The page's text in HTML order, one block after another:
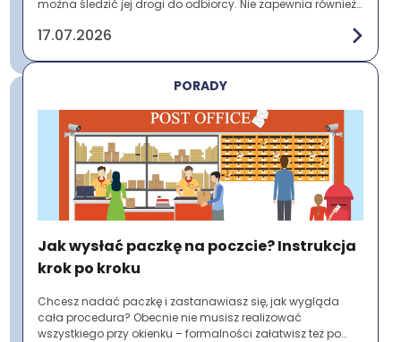
można śledzić jej drogi do odbiorcy. Nie zapewnia również
17.07.2026
PORADY
Jak wysłać paczkę na poczcie? Instrukcja
krok po kroku
Chcesz nadać paczkę i zastanawiasz się, jak wygląda
cała procedura? Obecnie nie musisz realizować
wszystkiego przy okienku – formalności załatwisz też po